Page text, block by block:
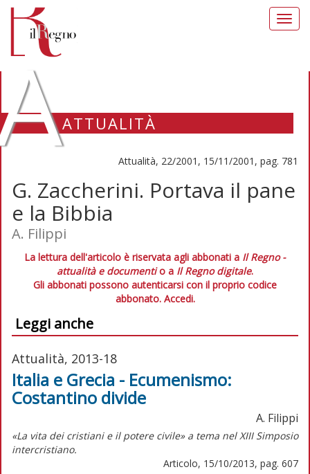
ATTUALITÀ
Attualità, 22/2001, 15/11/2001, pag. 781
G. Zaccherini. Portava il pane
e la Bibbia
A. Filippi
La lettura dell'articolo è riservata agli abbonati a Il Regno -
attualità e documentio a Il Regno digitale.
Gli abbonati possono autenticarsi con il proprio codice
abbonato. Accedi.
Leggi anche
Attualità, 2013-18
Italia e Grecia - Ecumenismo:
Costantino divide
A. Filippi
«La vita dei cristiani e il potere civile» a tema nel XIII Simposio
intercristiano.
Articolo, 15/10/2013, pag. 607